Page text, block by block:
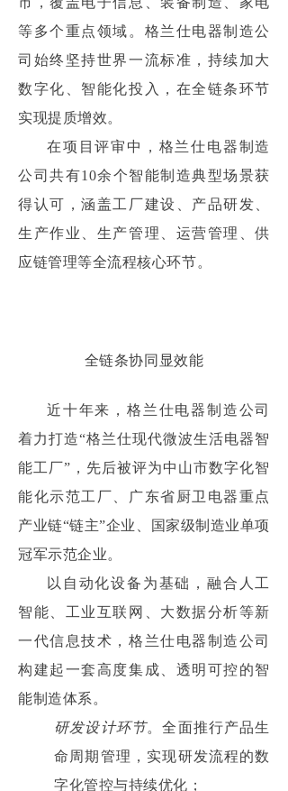
等多个重点领域。格兰仕电器制造公
司始终坚持世界一流标准，持续加大
数字化、智能化投入，在全链条环节
实现提质增效。
在项目评审中，格兰仕电器制造
公司共有10余个智能制造典型场景获
得认可，涵盖工厂建设、产品研发、
生产作业、生产管理、运营管理、供
应链管理等全流程核心环节。
全链条协同显效能
近十年来，格兰仕电器制造公司
着力打造“格兰仕现代微波生活电器智
能工厂”，先后被评为中山市数字化智
能化示范工厂、广东省厨卫电器重点
产业链“链主”企业、国家级制造业单项
冠军示范企业。
以自动化设备为基础，融合人工
智能、工业互联网、大数据分析等新
一代信息技术，格兰仕电器制造公司
构建起一套高度集成、透明可控的智
能制造体系。
研发设计环节。全面推行产品生
命周期管理，实现研发流程的数
字化管控与持续优化；